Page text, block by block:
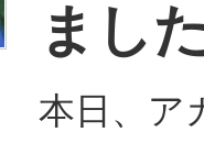
まし
本日、ア